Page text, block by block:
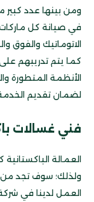
ومن بينها عدد كبير
في صيانة كل
الاتوماتيك والفوق
كما يتم تدريبهم
الأنظمة المتطورة
لضمان تقديم
فني غسالات
العمالة
ولذلك؛ سوف تجد
العمل لدينا في